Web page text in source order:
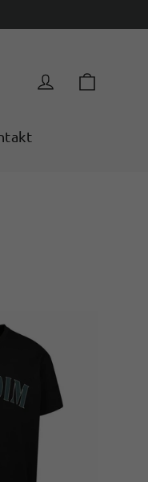
Einloggen